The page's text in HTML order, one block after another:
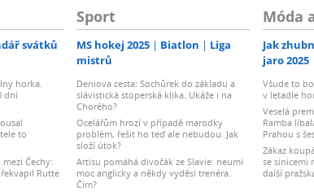
svátků
horka.
dní
to
Čechy:
Rutte
Sport
MS hokej 2025 Biatlon
Liga
mistrů
Deniova cesta: Sochůrek do základu a
slávistická stoperská klika. Ukáže i na
Chorého?
Ocelářům hrozí v případě marodky
problém, řešit ho teď ale nebudou. Jak
složí útok?
Artisu pomáhá divočák ze Slavie: neumí
moc anglicky a někdy vyděsí trenéra.
Čím?
Móda
Jak
jaro 2025
Všude to
v letadle
Veselá
Ramba
Prahou s
Zákaz
se sinicemi
další